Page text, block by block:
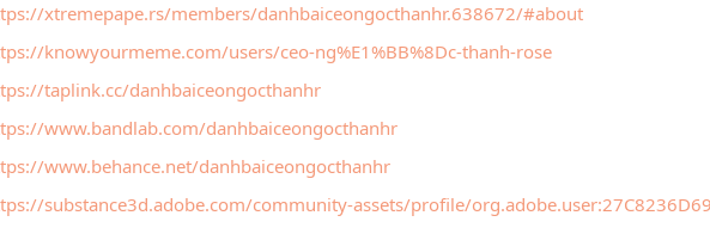
xtremepape.rs/members/danhbaiceongocthanhr.638672/#about
knowyourmeme.com/users/ceo-ng%E1%BB%8Dc-thanh-rose
taplink.cc/danhbaiceongocthanhr
www.bandlab.com/danhbaiceongocthanhr
www.behance.net/danhbaiceongocthanhr
substance3d.adobe.com/community-assets/profile/